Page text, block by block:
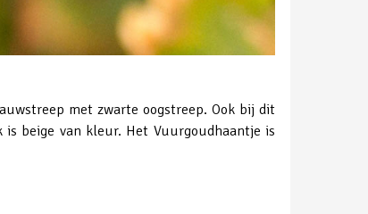
met zwarte oogstreep. Ook bij dit
beige van kleur. Het Vuurgoudhaantje is